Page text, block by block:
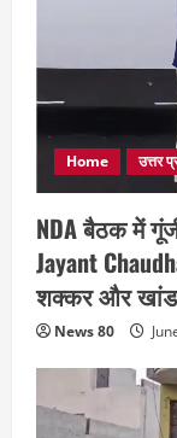
Home उत्तर
NDA बैठक में
Jayant
शक्कर और खांड
News 80